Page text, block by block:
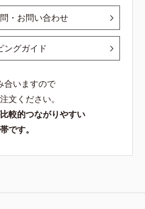
・お問い合わせ
ングガイド
合いますので
文ください。
較的つながりやすい
です。